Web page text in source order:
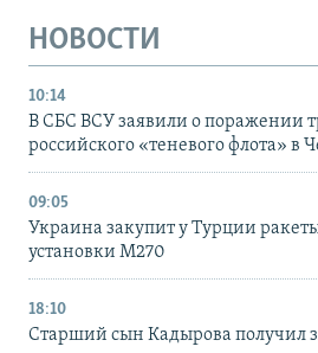
НОВОСТИ
10:14
В СБС ВСУ заявили о поражении
российского «теневого флота» в
09:05
Украина закупит у Турции
установки M270
18:10
Старший сын Кадырова получил